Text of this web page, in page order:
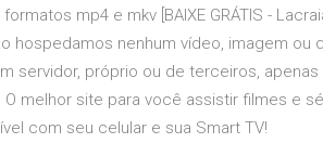
mp4 e mkv [BAIXE GRÁTIS -
hospedamos nenhum vídeo, imagem ou
servidor, próprio ou de terceiros,
melhor site para você assistir filmes e
com seu celular e sua Smart TV!